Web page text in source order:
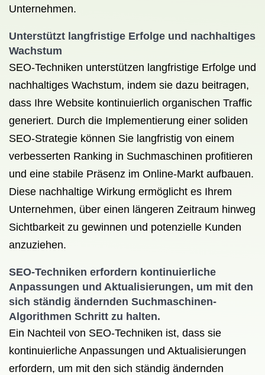
Unternehmen.
Unterstützt langfristige Erfolge und nachhaltiges
Wachstum
SEO-Techniken unterstützen langfristige Erfolge und
nachhaltiges Wachstum, indem sie dazu beitragen,
dass Ihre Website kontinuierlich organischen Traffic
generiert. Durch die Implementierung einer soliden
SEO-Strategie können Sie langfristig von einem
verbesserten Ranking in Suchmaschinen profitieren
und eine stabile Präsenz im Online-Markt aufbauen.
Diese nachhaltige Wirkung ermöglicht es Ihrem
Unternehmen, über einen längeren Zeitraum hinweg
Sichtbarkeit zu gewinnen und potenzielle Kunden
anzuziehen.
SEO-Techniken erfordern kontinuierliche
Anpassungen und Aktualisierungen, um mit den
sich ständig ändernden Suchmaschinen-
Algorithmen Schritt zu halten.
Ein Nachteil von SEO-Techniken ist, dass sie
kontinuierliche Anpassungen und Aktualisierungen
erfordern, um mit den sich ständig ändernden